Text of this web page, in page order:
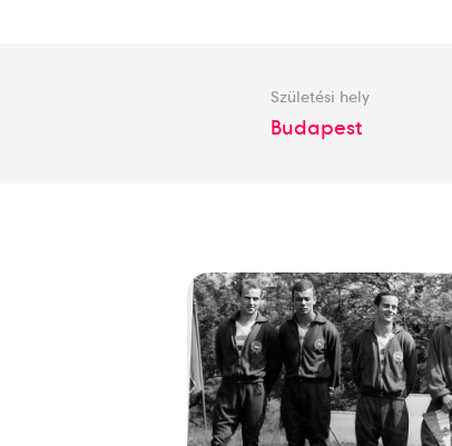
Születési hely
Budapest